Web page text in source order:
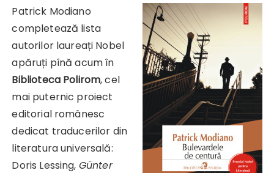
Patrick Modiano
completează lista
autorilor laureați Nobel
apăruți pînă acum în
Biblioteca Polirom, cel
mai puternic proiect
editorial românesc
dedicat traducerilor din
literatura universală:
Doris Lessing, Günter